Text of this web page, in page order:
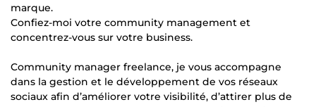
marque.
Confiez-moi votre community management et
concentrez-vous sur votre business.
Community manager freelance, je vous accompagne
dans la gestion et le développement de vos réseaux
sociaux afin d’améliorer votre visibilité, d’attirer plus de